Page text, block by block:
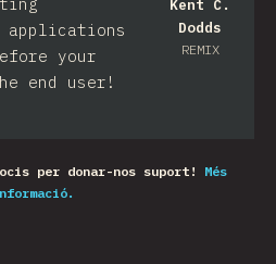
Kent C.
Dodds
REMIX
applications
your
end user!
per donar-nos suport!
Més